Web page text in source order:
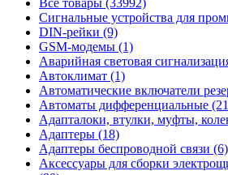
Все товары (33992)
Cигнальные устройства для
DIN-рейки (9)
GSM-модемы (1)
Аварийная световая
Автоклимат (1)
Автоматические включатели
Автоматы дифференциальные
Адапталоки, втулки, муфты,
Адаптеры (18)
Адаптеры беспроводной связи (6)
Аксессуары для сборки